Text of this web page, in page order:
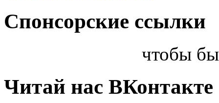
Спонсорские ссылки
чтобы
Читай нас ВКонтакте